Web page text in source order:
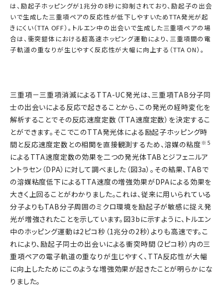
は、励起子ホッピングが1兆分の8秒に抑制されており、励起子の出会
いで生成した三重項ペアの反応性が低下しやすいためTTA発光が起
きにくい（TTA OFF）。トルエン中の出会いで生成した三重項ペアの場
合は、衝突錯体における超高速ホッピング運動により、三重項間の電
子軌道の重なりが生じやすく反応性が大幅に向上する（TTA ON）。
三重項－三重項消滅によるTTA-UC発光は、三重項TAB分子同
士の出会いによる反応で起きることから、この発光の経時変化を
解析することでその反応速度定数（TTA速度定数）を決定するこ
とができます。そこでこのTTA発光体による励起子ホッピング時
間と反応速度定数との相関を直接観測するため、溶媒の粘度※5
によるTTA速度定数の効果を二つの発光体TABとジフェニルア
ントラセン（DPA）に対して調べました（図3a）。その結果、TABで
の溶媒粘度低下によるTTA速度の増強効果がDPAによる効果を
大きく上回ることがわかりました。これは、従来に用いられている
分子よりもTAB分子周囲のミクロ環境を励起子が敏感に捉え発
光が増強されたことを示しています。図3bに示すように、トルエン
中のホッピング運動は2ピコ秒（1兆分の2秒）よりも高速です。こ
れにより、励起子同士の出会いによる衝突時間（2ピコ秒）内の三
重項ペアの電子軌道の重なりが生じやすく、TTA反応性が大幅
に向上したためにこのような増強効果が起きたことが明らかにな
りました。